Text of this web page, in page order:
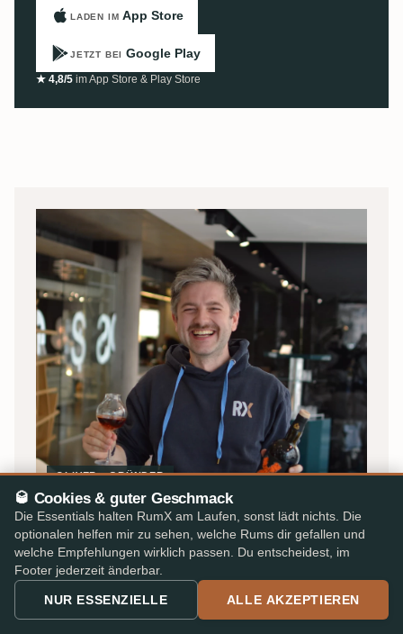
LADEN IM App Store
JETZT BEI Google Play
★ 4,8/5 im App Store & Play Store
OLIVER · GRÜNDER
Von Rum-Liebhabern, für Rum-
Liebhaber
Ich bin Oliver, und RumX begann 2018 als kleines
Herzensprojekt in Stuttgart, damals unter dem Namen
🥃 Cookies & guter Geschmack
Die Essentials halten RumX am Laufen, sonst lädt nichts. Die
optionalen helfen mir zu sehen, welche Rums dir gefallen und
welche Empfehlungen wirklich passen. Du entscheidest, im
Footer jederzeit änderbar.
NUR ESSENZIELLE ALLE AKZEPTIEREN